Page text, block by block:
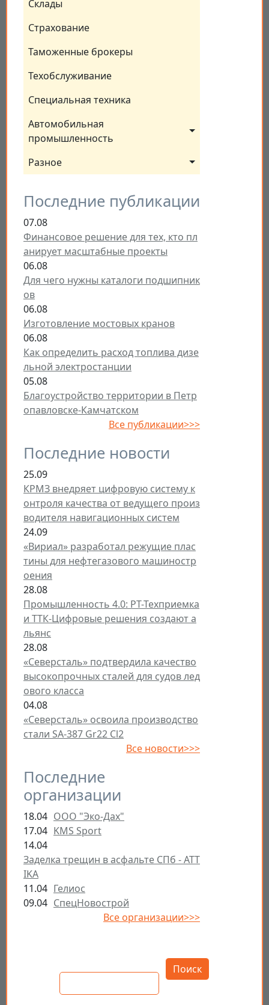
Склады
Страхование
Таможенные брокеры
Техобслуживание
Специальная техника
Автомобильная
промышленность
Разное
Последние публикации
07.08
Финансовое решение для тех, кто пл
анирует масштабные проекты
06.08
Для чего нужны каталоги подшипник
ов
06.08
Изготовление мостовых кранов
06.08
Как определить расход топлива дизе
льной электростанции
05.08
Благоустройство территории в Петр
опавловске-Камчатском
Все публикации>>>
Последние новости
25.09
КРМЗ внедряет цифровую систему к
онтроля качества от ведущего произ
водителя навигационных систем
24.09
«Вириал» разработал режущие плас
тины для нефтегазового машиностр
оения
28.08
Промышленность 4.0: РТ-Техприемка
и ТТК-Цифровые решения создают а
льянс
28.08
«Северсталь» подтвердила качество
высокопрочных сталей для судов лед
ового класса
04.08
«Северсталь» освоила производство
стали SA-387 Gr22 Cl2
Все новости>>>
Последние
организации
18.04 ООО "Эко-Дах"
17.04 KMS Sport
14.04
Заделка трещин в асфальте СПб - ATT
IKA
11.04 Гелиос
09.04 СпецНовострой
Все организации>>>